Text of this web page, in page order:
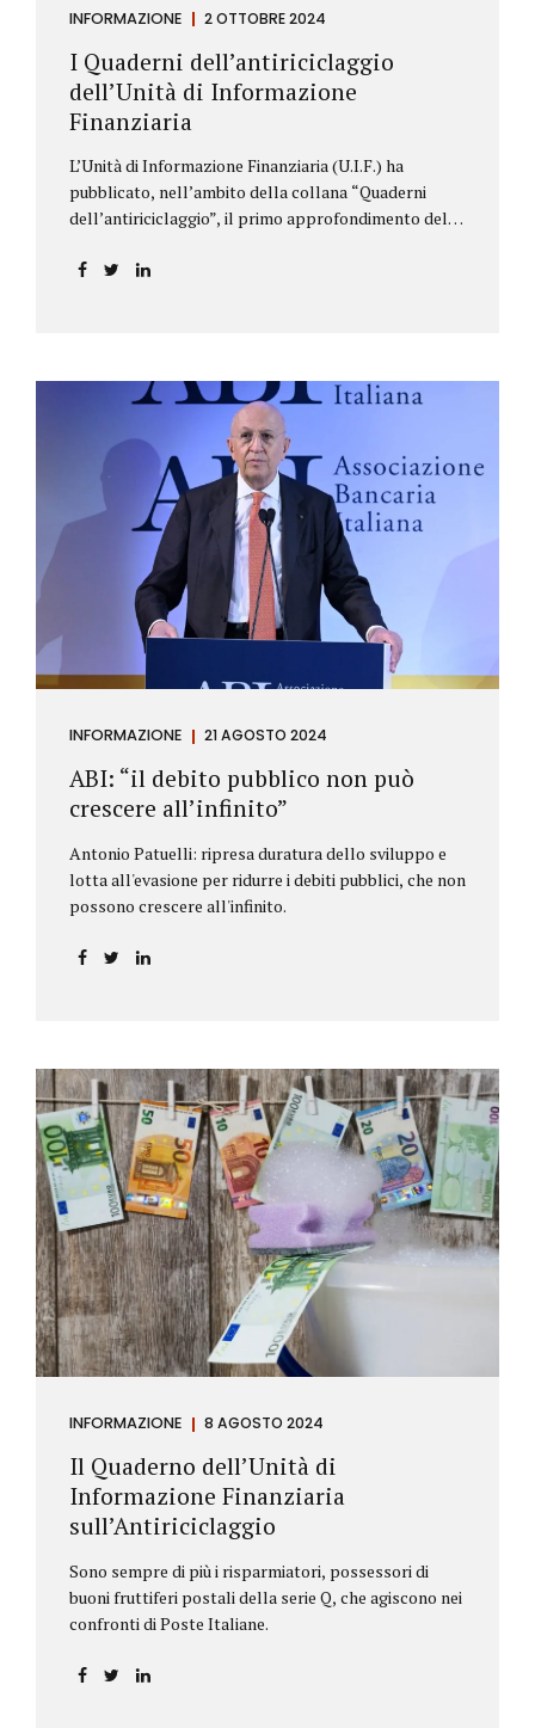
INFORMAZIONE 2 OTTOBRE 2024
I Quaderni dell’antiriciclaggio
dell’Unità di Informazione
Finanziaria
L’Unità di Informazione Finanziaria (U.I.F.) ha
pubblicato, nell’ambito della collana “Quaderni
dell’antiriciclaggio”, il primo approfondimento del
aggiornamenti della normativa e della
riguardano le novità nella disciplina internazionale e
nazionale, e forniscono informazioni su
eventuali consultazioni pubbliche e su pronunce di
particolare rilevanza emesse nell’esercizio
dell’attività giurisdizionale. In questo numero
l’approfondimento è dedicato, in particolare: alla
recente normativa della UE sugli obblighi
antiriciclaggio (c.d. AML Package), tra cui il
Regolamento Antiriciclaggio e la Direttiva AML;
all’AMLA, ovvero alla nuova Autorità europea che
INFORMAZIONE 21 AGOSTO 2024
ABI: “il debito pubblico non può
crescere all’infinito”
Antonio Patuelli: ripresa duratura dello sviluppo e
lotta all'evasione per ridurre i debiti pubblici, che non
possono crescere all'infinito.
INFORMAZIONE 8 AGOSTO 2024
Il Quaderno dell’Unità di
Informazione Finanziaria
sull’Antiriciclaggio
Sono sempre di più i risparmiatori, possessori di
buoni fruttiferi postali della serie Q, che agiscono nei
confronti di Poste Italiane.